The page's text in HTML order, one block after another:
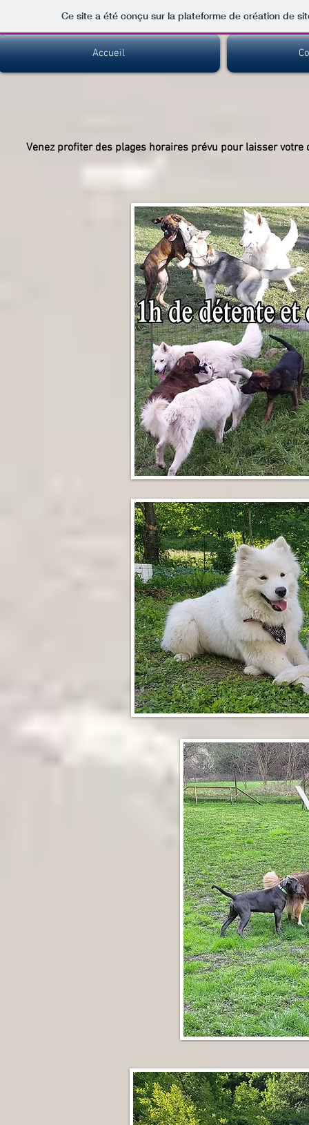
Ce site a été conçu sur la plateforme de création de
Accueil
Venez profiter des plages horairesprévu pour laisser votre